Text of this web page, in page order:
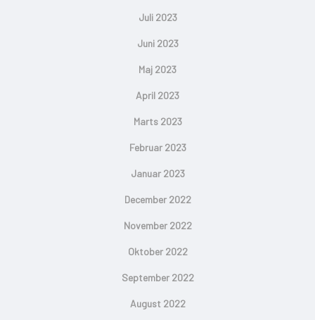
Juli 2023
Juni 2023
Maj 2023
April 2023
Marts 2023
Februar 2023
Januar 2023
December 2022
November 2022
Oktober 2022
September 2022
August 2022